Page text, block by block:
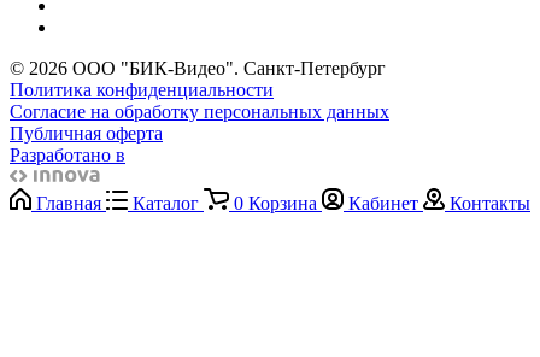
© 2026 ООО "БИК-Видео". Санкт-Петербург
Политика конфиденциальности
Согласие на обработку персональных данных
Публичная оферта
Разработано в
Главная Каталог 0 Корзина Кабинет Контакты